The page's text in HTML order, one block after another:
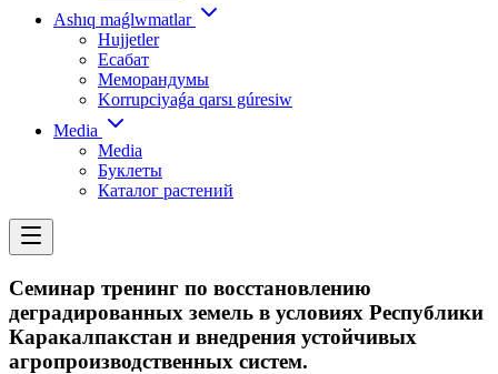
Ashıq maǵlwmatlar
Hujjetler
Есабат
Меморандумы
Korrupciyaǵa qarsı gúresiw
Media
Media
Буклеты
Каталог растений
Семинар тренинг по восстановлению
деградированных земель в условиях Республики
Каракалпакстан и внедрения устойчивых
агропроизводственных систем.